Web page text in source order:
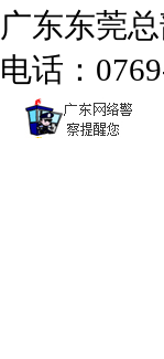
广东东莞
电话：